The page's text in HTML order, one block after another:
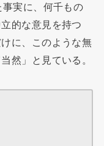
実に、何千もの
的な意見を持つ
に、このような無
然」と見ている。